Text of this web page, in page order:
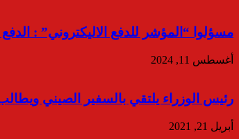
مسؤلوا “المؤشر للدفع الاليكتروني” :
أغسطس 11, 2024
رئيس الوزراء يلتقي بالسفير الصيني
أبريل 21, 2021